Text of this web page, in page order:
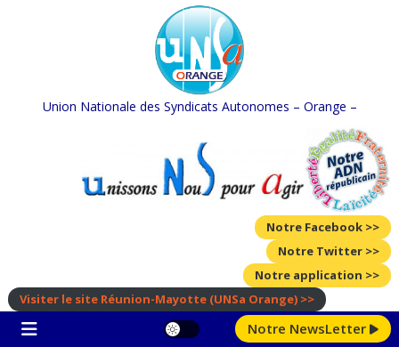
Union Nationale des Syndicats Autonomes – Orange –
Notre Facebook >>
Notre Twitter >>
Notre application >>
Visiter le site Réunion-Mayotte (UNSa Orange) >>
Notre NewsLetter